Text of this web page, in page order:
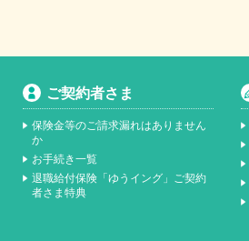
ご契約者さま
保険金等のご請求漏れはありません
か
お手続き一覧
退職給付保険「ゆうイング」ご契約
者さま特典